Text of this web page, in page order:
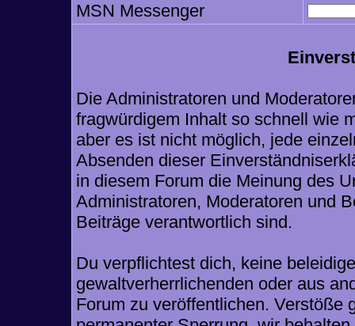
MSN Messenger
Die Administratoren und
fragwürdigem Inhalt so schnell wie
aber es ist nicht möglich, jede
Absenden dieser
in diesem Forum die Meinung des
Administratoren, Moderatoren und
Beiträge verantwortlich sind.
Du verpflichtest dich, keine
gewaltverherrlichenden oder aus
Forum zu veröffentlichen. Verstöße